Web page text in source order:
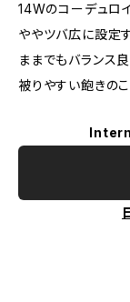
14Wのコーデュロ
ややツバ広に設定
ままでもバランス
被りやすい飽きの